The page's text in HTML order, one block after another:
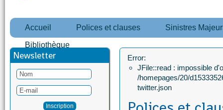
Accueil Polices et clauses Sinistres
Bibliothèque
Newsletter
Error:
JFile::read : impossible
/homepages/20/
twitter.json